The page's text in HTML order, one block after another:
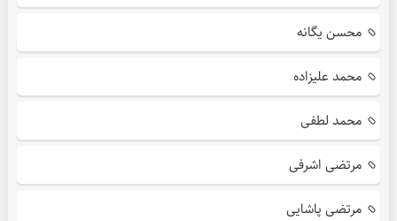
محسن یگانه
محمد علیزاده
محمد لطفی
مرتضی اشرفی
مرتضی پاشایی